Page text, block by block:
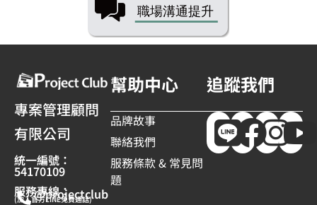
專案管理顧問
有限公司
統一編號：
54170109
服務專線：
@projectclub
(加入官方LINE免費通話)
幫助中心
品牌故事
聯絡我們
服務條款 & 常見問
題
追蹤我們